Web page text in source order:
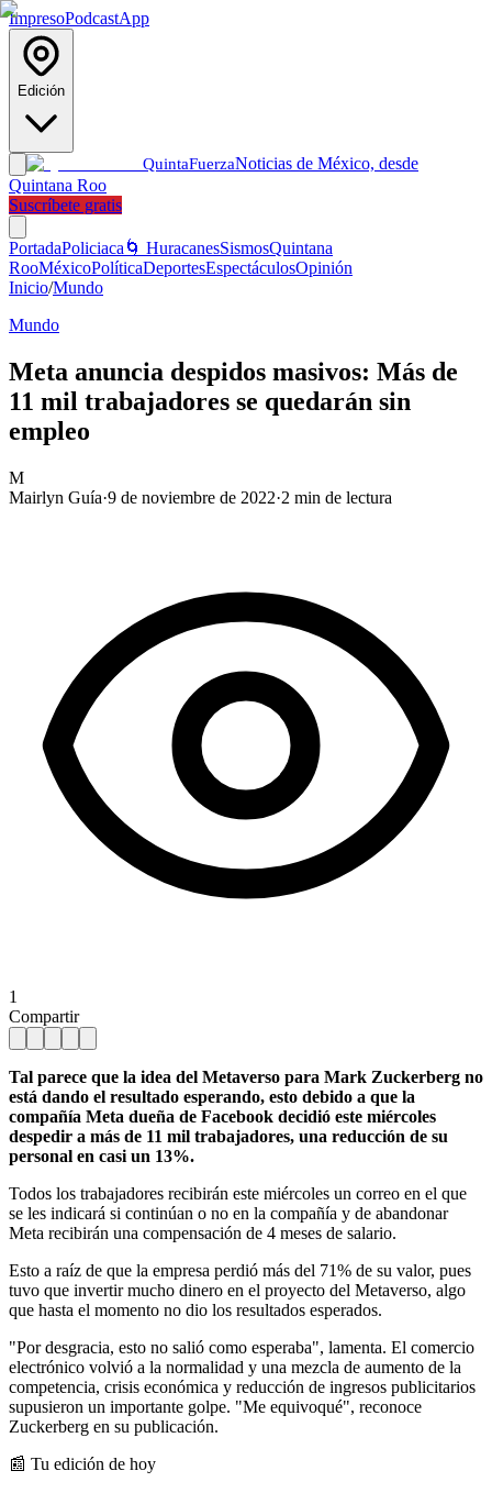
ImpresoPodcastApp
Edición
QuintaFuerzaNoticias de México, desde
Quintana Roo
Suscríbete gratis
PortadaPoliciaca 🌀 HuracanesSismosQuintana
RooMéxicoPolíticaDeportesEspectáculosOpinión
Inicio/Mundo
Mundo
Meta anuncia despidos masivos: Más de
11 mil trabajadores se quedarán sin
empleo
M
Mairlyn Guía·9 de noviembre de 2022·2 min de lectura
1
Compartir
Tal parece que la idea del Metaverso para Mark Zuckerberg no
está dando el resultado esperando, esto debido a que la
compañía Meta dueña de Facebook decidió este miércoles
despedir a más de 11 mil trabajadores, una reducción de su
personal en casi un 13%.
Todos los trabajadores recibirán este miércoles un correo en el que
se les indicará si continúan o no en la compañía y de abandonar
Meta recibirán una compensación de 4 meses de salario.
Esto a raíz de que la empresa perdió más del 71% de su valor, pues
tuvo que invertir mucho dinero en el proyecto del Metaverso, algo
que hasta el momento no dio los resultados esperados.
"Por desgracia, esto no salió como esperaba", lamenta. El comercio
electrónico volvió a la normalidad y una mezcla de aumento de la
competencia, crisis económica y reducción de ingresos publicitarios
supusieron un importante golpe. "Me equivoqué", reconoce
Zuckerberg en su publicación.
📰 Tu edición de hoy